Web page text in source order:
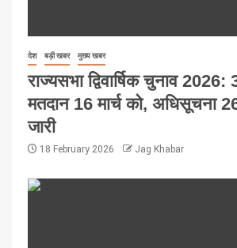
देश बड़ी खबर मुख्य खबर
राज्यसभा द्विवार्षिक चुनाव 2026:
मतदान 16 मार्च को, अधिसूचना
जारी
18 February 2026 Jag Khabar